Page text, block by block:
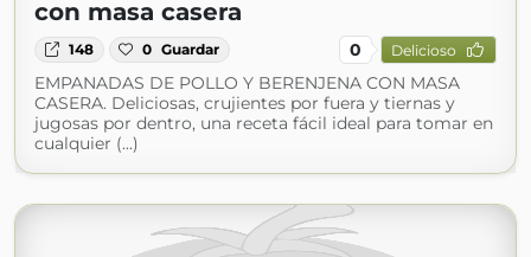
con masa casera
148 0 Guardar 0 Delicioso
EMPANADAS DE POLLO Y BERENJENA CON MASA
CASERA. Deliciosas, crujientes por fuera y tiernas y
jugosas por dentro, una receta fácil ideal para tomar en
cualquier (...)